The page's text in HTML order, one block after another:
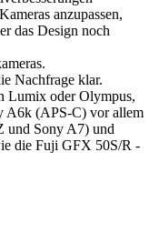
anzupassen,
das Design noch
Nachfrage klar.
Lumix oder Olympus,
A6k (APS-C) vor allem
und Sony A7) und
die Fuji GFX 50S/R -